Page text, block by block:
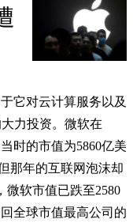
它对云计算服务以及
力投资。微软在
时的市值为5860亿美
那年的互联网泡沫却
微软市值已跌至2580
全球市值最高公司的